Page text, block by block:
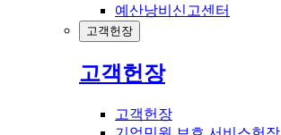
예산낭비신고센터
고객헌장
고객헌장
고객헌장